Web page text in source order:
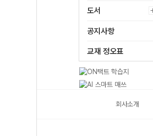
도서
공지사항
교재 정오표
회사소개